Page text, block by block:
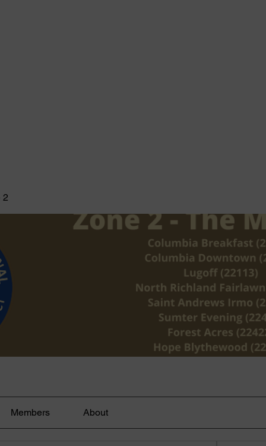
2
Members About